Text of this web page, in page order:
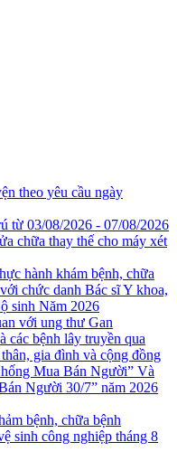
theo yêu cầu ngày
từ 03/08/2026 - 07/08/2026
chữa thay thế cho máy xét
hành khám bệnh, chữa
chức danh Bác sĩ Y khoa,
sinh Năm 2026
với ung thư Gan
bệnh lây truyền qua
gia đình và cộng đồng
Mua Bán Người” Và
Người 30/7” năm 2026
bệnh, chữa bệnh
sinh công nghiệp tháng 8